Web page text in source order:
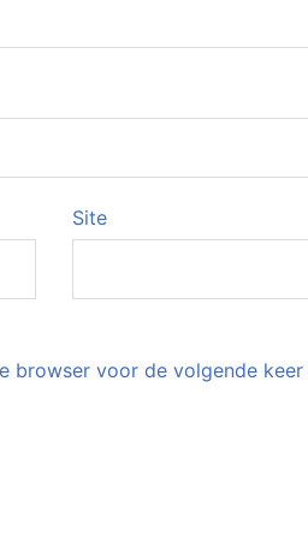
Site
browser voor de volgende